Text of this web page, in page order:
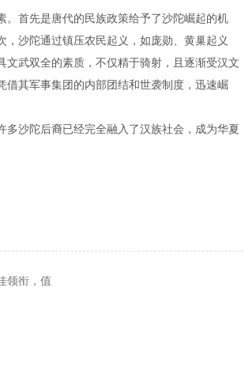
。首先是唐代的民族政策给予了沙陀崛起的机
沙陀通过镇压农民起义，如庞勋、黄巢起义
武双全的素质，不仅精于骑射，且逐渐受汉文
其军事集团的内部团结和世袭制度，迅速崛
沙陀后裔已经完全融入了汉族社会，成为华夏
领衔，值